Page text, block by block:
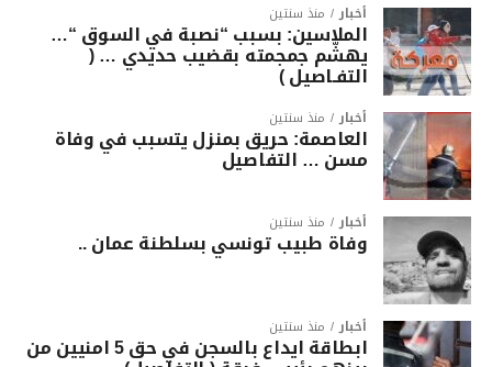
أخبار منذ سنتين
الملاسين: بسبب “نصبة في السوق “…
يهشّم جمجمته بقضيب حديدي … (
التفـاصيل )
أخبار منذ سنتين
العاصمة: حريق بمنزل يتسبب في وفاة
مسن … التفاصيل
أخبار منذ سنتين
وفاة طبيب تونسي بسلطنة عمان ..
أخبار منذ سنتين
ابطاقة ايداع بالسجن في حق 5 امنيين من